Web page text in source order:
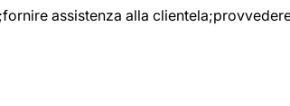
assistenza alla